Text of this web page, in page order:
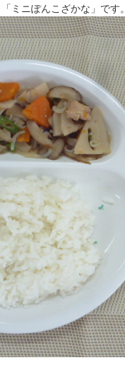
ミニぽんこざかな」です。